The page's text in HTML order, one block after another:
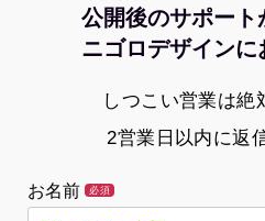
公開後のサポート
ニゴロデザイン
しつこい営業は絶
2営業日以内に返
お名前 必須